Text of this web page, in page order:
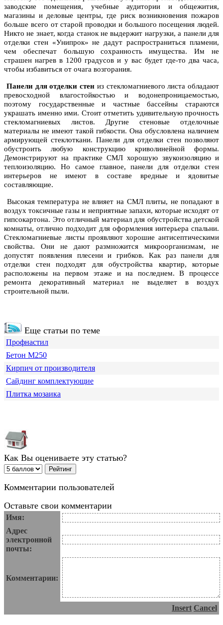
заводские помещения, учебные аудитории и общежития,
магазины и деловые центры, где риск возникновения пожаров
больше всего от старой проводки и большого посещения людей.
Никто не знает, когда станок не выдержит нагрузки, а панели для
отделки стен «Унипрок» не дадут распространиться пламени,
чем обеспечат большую сохранность имущества. Им не
страшен нагрев в 1200 градусов и у вас будет где-то два часа,
чтобы избавиться от очага возгорания.
Панели для отделки стен из стекломагниевого листа обладают
превосходной влагостойкостью и водонепроницаемостью,
поэтому государственные и частные бассейны стараются
украшать именно ими. Стоит отметить удивительную прочность
стекломагниевых листов. Другие стеновые отделочные
материалы не имеют такой гибкости. Она обусловлена наличием
армирующей стеклоткани. Панели для отделки стен позволяют
обустроить любую конструкцию криволинейной формы.
Демонстрируют на практике СМЛ хорошую звукоизоляцию и
теплоизоляцию. Но самое главное, панели для отделки стен
интерьеров не имеют в составе вредные и ядовитые
составляющие.
Высокая температура не влияет на СМЛ плиты, не попадают в
воздух токсичные газы и неприятные запахи, которые исходят от
гипсокартона. Это отличный материал для обустройства детской
комнаты, отлично подходит для оформления интерьера спальни.
Стекломагниевые листы проявляют хорошие антисептическими
свойства. Они не дают размножится микроорганизмам, не
допустят появления плесени и грибков. Как раз панели для
отделки стен подходят для обустройства квартир, которые
расположены на первом этаже и на последнем. В процессе
ремонта декоративный материал не выделяет в воздух
строительной пыли.
Еще статьи по теме
Профнастил
Бетон М250
Кирпич от производителя
Сайдинг комплектующие
Плитка мозаика
Как Вы оцениваете эту статью?
Комментарии пользователей
Оставьте свои комментарии
Имя:
Адрес
электронной
почты:
Комментарии:
Insert Cancel